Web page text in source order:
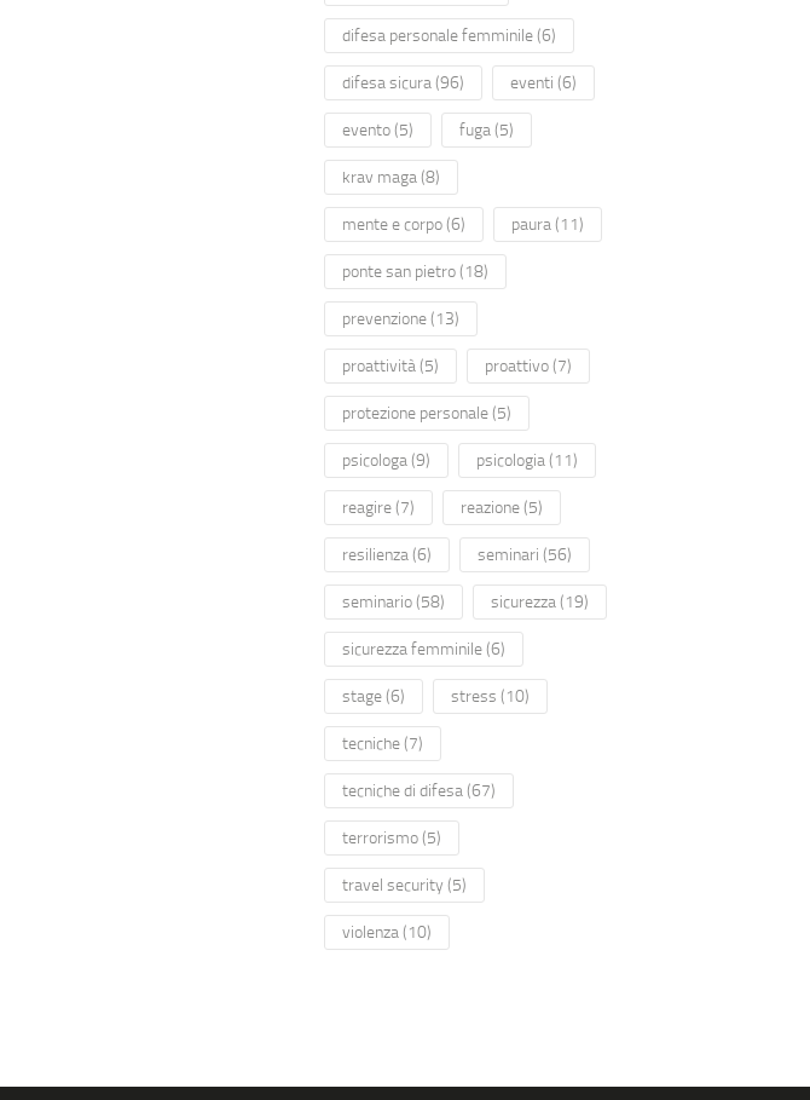
difesa personale femminile(6)
difesa sicura (96) eventi (6)
evento(5) fuga (5)
krav maga (8)
mente e corpo(6) paura (11)
ponte san pietro(18)
prevenzione(13)
proattività (5) proattivo(7)
protezione personale(5)
psicologa (9) psicologia (11)
reagire(7) reazione(5)
resilienza (6) seminari (56)
seminario(58) sicurezza (19)
sicurezza femminile(6)
stage(6) stress (10)
tecniche(7)
tecniche di difesa (67)
terrorismo(5)
travel security (5)
violenza (10)